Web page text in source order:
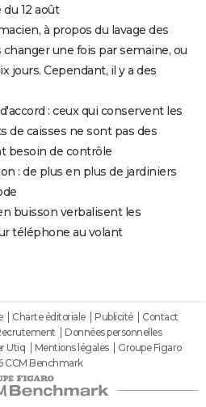
12 août
à propos du lavage des
changer une fois par semaine, ou
jours. Cependant, il y a des
: ceux qui conservent les
de caisses ne sont pas des
besoin de contrôle
: de plus en plus de jardiniers
buisson verbalisent les
téléphone au volant
Charte éditoriale Publicité
Contact
Données personnelles
Utiq Mentions légales
Groupe Figaro
CCM Benchmark